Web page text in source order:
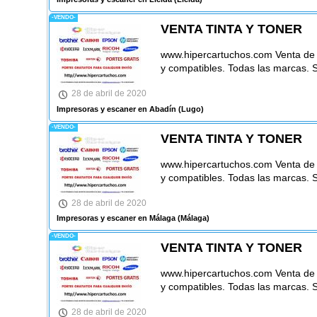
-VENDO-
VENTA TINTA Y TONER
www.hipercartuchos.com Venta
y compatibles. Todas las marcas.
28 de abril de 2020
Impresoras y escaner en Abadín (Lugo)
-VENDO-
VENTA TINTA Y TONER
www.hipercartuchos.com Venta
y compatibles. Todas las marcas.
28 de abril de 2020
Impresoras y escaner en Málaga(Málaga)
-VENDO-
VENTA TINTA Y TONER
www.hipercartuchos.com Venta
y compatibles. Todas las marcas.
28 de abril de 2020